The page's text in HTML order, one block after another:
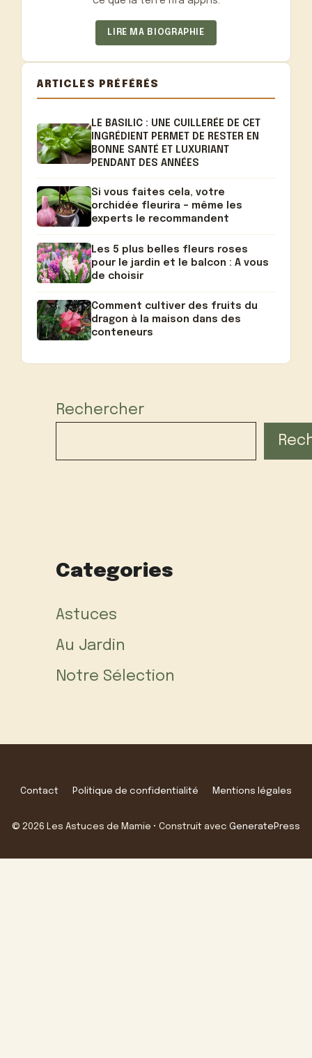
LIRE MA BIOGRAPHIE
ARTICLES PRÉFÉRÉS
LE BASILIC : UNE CUILLERÉE DE CET
INGRÉDIENT PERMET DE RESTER EN
BONNE SANTÉ ET LUXURIANT
PENDANT DES ANNÉES
Si vous faites cela, votre
orchidée fleurira – même les
experts le recommandent
Les 5 plus belles fleurs roses
pour le jardin et le balcon : A vous
de choisir
Comment cultiver des fruits du
dragon à la maison dans des
conteneurs
Rechercher
Categories
Astuces
Au Jardin
Notre Sélection
Contact Politique de confidentialité Mentions légales
© 2026 Les Astuces de Mamie • Construit avec GeneratePress